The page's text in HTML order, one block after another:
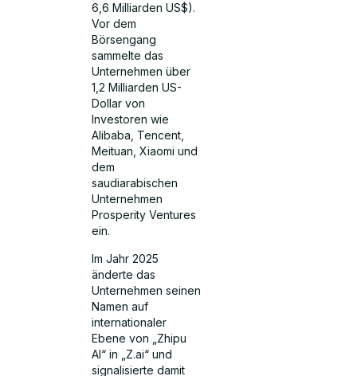
6,6 Milliarden US$).
Vor dem
Börsengang
sammelte das
Unternehmen über
1,2 Milliarden US-
Dollar von
Investoren wie
Alibaba, Tencent,
Meituan, Xiaomi und
dem
saudiarabischen
Unternehmen
Prosperity Ventures
ein.
Im Jahr 2025
änderte das
Unternehmen seinen
Namen auf
internationaler
Ebene von „Zhipu
AI“ in „Z.ai“ und
signalisierte damit